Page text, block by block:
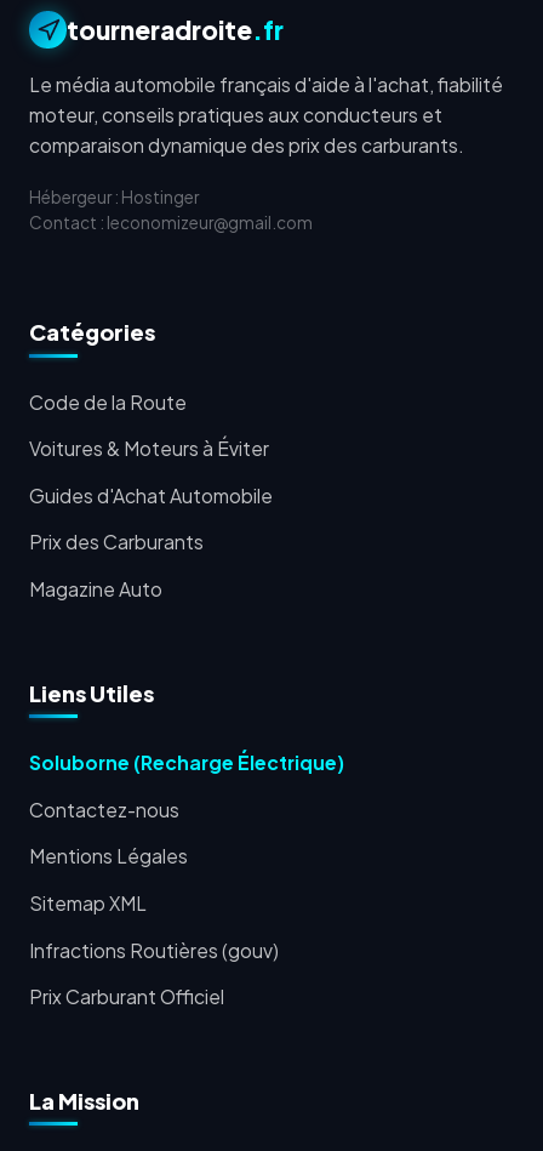
tourneradroite.fr
Le média automobile français d'aide à l'achat, fiabilité
moteur, conseils pratiques aux conducteurs et
comparaison dynamique des prix des carburants.
Hébergeur : Hostinger
Contact : leconomizeur@gmail.com
Catégories
Code de la Route
Voitures & Moteurs à Éviter
Guides d'Achat Automobile
Prix des Carburants
Magazine Auto
Liens Utiles
Soluborne (Recharge Électrique)
Contactez-nous
Mentions Légales
Sitemap XML
Infractions Routières (gouv)
Prix Carburant Officiel
La Mission